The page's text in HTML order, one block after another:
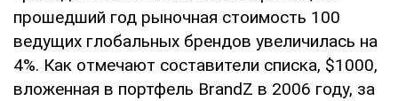
прошедший год рыночная стоимость 100
ведущих глобальных брендов увеличилась на
4%. Как отмечают составители списка, $1000,
вложенная в портфель BrandZ в 2006 году, за